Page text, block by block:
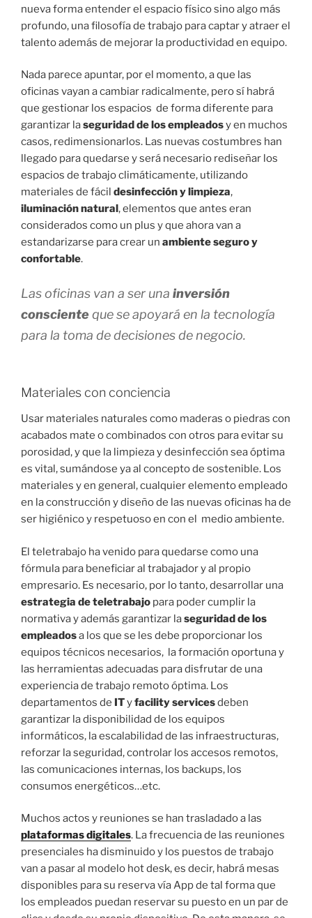
nueva forma entender el espacio físico sino algo más
profundo, una filosofía de trabajo para captar y atraer el
talento además de mejorar la productividad en equipo.
Nada parece apuntar, por el momento, a que las
oficinas vayan a cambiar radicalmente, pero sí habrá
que gestionar los espacios de forma diferente para
garantizar laseguridad de los empleadosy en muchos
casos, redimensionarlos. Las nuevas costumbres han
llegado para quedarse y será necesario rediseñar los
espacios de trabajo climáticamente, utilizando
materiales de fácil desinfección y limpieza,
iluminación natural , elementos que antes eran
considerados como un plus y que ahora van a
estandarizarse para crear un ambiente seguro y
confortable.
Las oficinas van a ser una inversión
conscienteque se apoyará en la tecnología
para la toma de decisiones de negocio.
Materiales con conciencia
Usar materiales naturales como maderas o piedras con
acabados mate o combinados con otros para evitar su
porosidad, y que la limpieza y desinfección sea óptima
es vital, sumándose ya al concepto de sostenible. Los
materiales y en general, cualquier elemento empleado
en la construcción y diseño de las nuevas oficinas ha de
ser higiénico y respetuoso en con el medio ambiente.
El teletrabajo ha venido para quedarse como una
fórmula para beneficiar al trabajador y al propio
empresario. Es necesario, por lo tanto, desarrollar una
estrategia de teletrabajo para poder cumplir la
normativa y además garantizar laseguridad de los
empleadosa los que se les debe proporcionar los
equipos técnicos necesarios, la formación oportuna y
las herramientas adecuadas para disfrutar de una
experiencia de trabajo remoto óptima. Los
departamentos de ITyfacility servicesdeben
garantizar la disponibilidad de los equipos
informáticos, la escalabilidad de las infraestructuras,
reforzar la seguridad, controlar los accesos remotos,
las comunicaciones internas, los backups, los
consumos energéticos…etc.
Muchos actos y reuniones se han trasladado a las
plataformas digitales. La frecuencia de las reuniones
presenciales ha disminuido y los puestos de trabajo
van a pasar al modelo hot desk, es decir, habrá mesas
disponibles para su reserva vía App de tal forma que
los empleados puedan reservar su puesto en un par de